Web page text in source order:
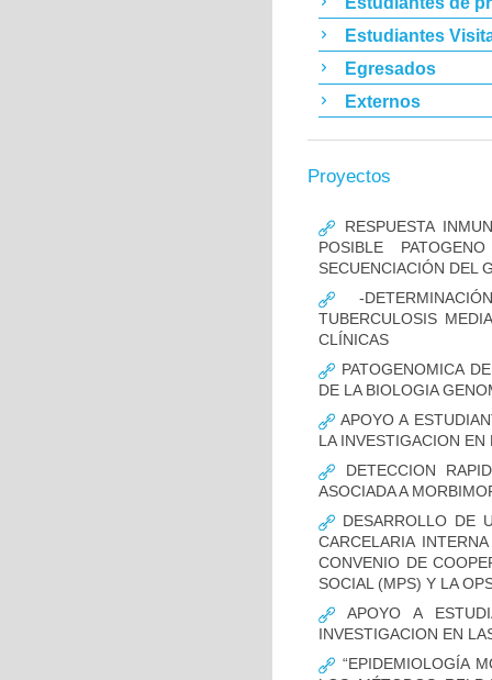
Estudiantes
Egresados
Externos
Proyectos
RESPUESTA
POSIBLE
SECUENCIACIÓN DEL
-
TUBERCULOSIS
CLÍNICAS
PATOGENOMICA
DE LA BIOLOGIA
APOYO A
LA INVESTIGACION EN
DETECCION
ASOCIADA A
DESARROLLO DE
CARCELARIA
CONVENIO DE
SOCIAL (MPS) Y LA
APOYO A
INVESTIGACION EN
“EPIDEMIOLOGÍA